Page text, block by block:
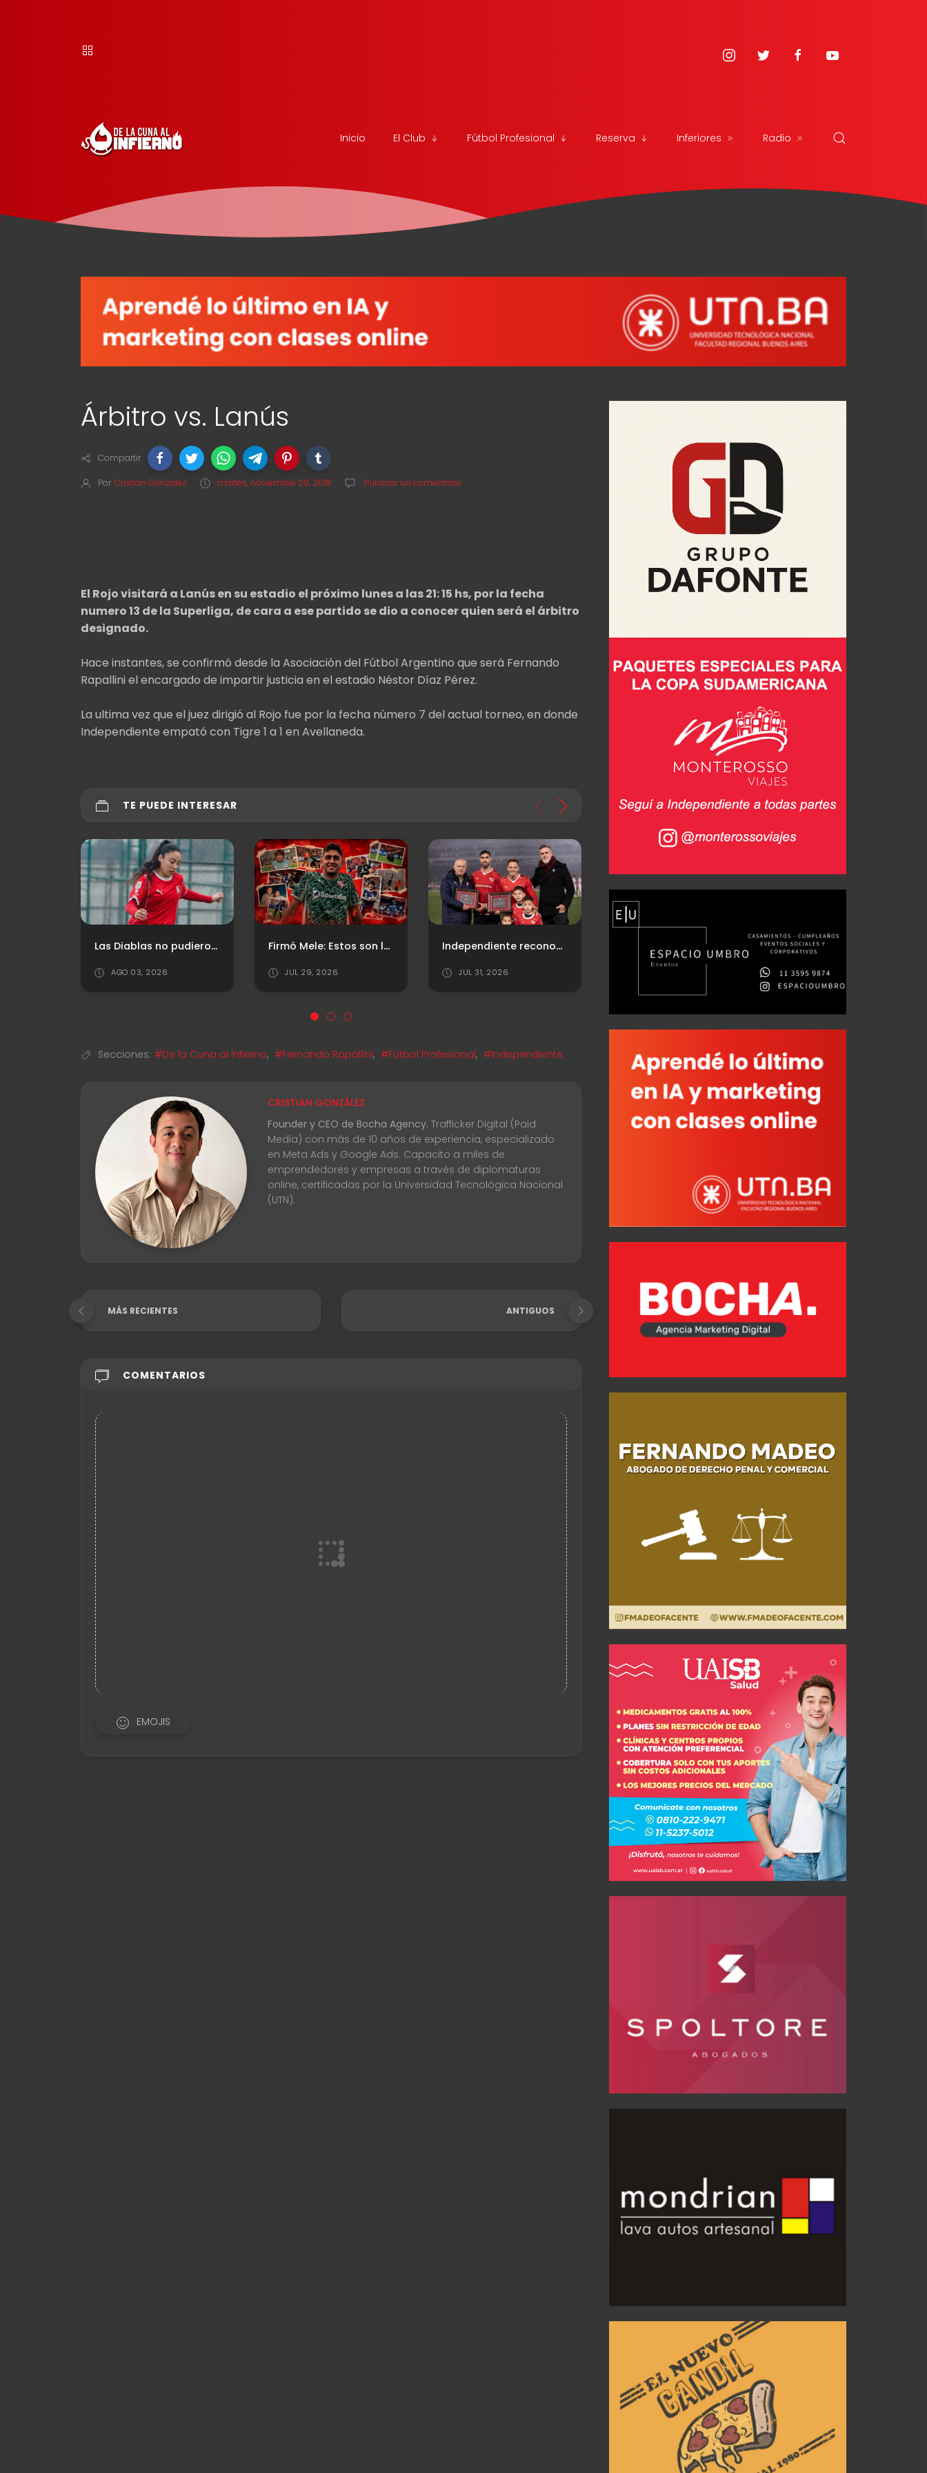
Inicio El Club Fútbol Profesional Reserva Inferiores Radio
Árbitro vs. Lanús
Compartir
Por Cristian González martes, noviembre 20, 2018 Publicar un comentario
El Rojo visitará a Lanús en su estadio el próximo lunes a las 21: 15 hs, por la fecha
numero 13 de la Superliga, de cara a ese partido se dio a conocer quien será el árbitro
designado.
Hace instantes, se confirmó desde la Asociación del Fútbol Argentino que será Fernando
Rapallini el encargado de impartir justicia en el estadio Néstor Díaz Pérez.
La ultima vez que el juez dirigió al Rojo fue por la fecha número 7 del actual torneo, en donde
Independiente empató con Tigre 1 a 1 en Avellaneda.
TE PUEDE INTERESAR
Firmó Mele: Estos son los arqueros uruguayos que dejaron una huella en Independiente
JUL 29, 2026
Independiente reconoció a Gabriel Ávalos y Santiago Arias en la previa del triunfo
JUL 31, 2026
¡Esto dejó la victoria en casa!
JUL 31, 2026
Iván Marcone: "La cinta de capitán es algo simbólico"
Secciones: #De la Cuna al Infierno, #Fernando Rapallini, #Fútbol Profesional, #Independiente
CRISTIAN GONZÁLEZ
Founder y CEO de Bocha Agency. Trafficker Digital (Paid
Media) con más de 10 años de experiencia, especializado
en Meta Ads y Google Ads. Capacito a miles de
emprendedores y empresas a través de diplomaturas
online, certificadas por la Universidad Tecnológica Nacional
(UTN).
MÁS RECIENTES ANTIGUOS
COMENTARIOS
EMOJIS